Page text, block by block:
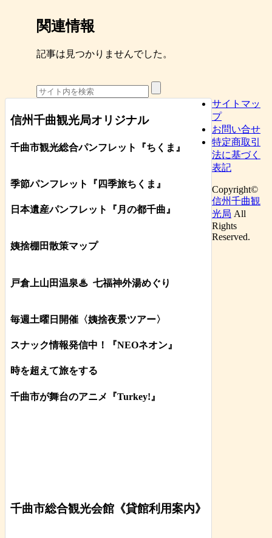
関連情報
記事は見つかりませんでした。
信州千曲観光局オリジナル
千曲市観光総合パンフレット 『ちくま 』
季節パンフレット『四季旅ちくま』
日本遺産パンフレット 『月の都千曲 』
姨捨棚田散策マップ
戸倉上山田温泉♨ 七福神外湯めぐり
毎週土曜日開催〈姨捨夜景ツアー〉
スナック情報発信中！『NEOネオン』
時を超えて旅をする
千曲市が舞台のアニメ『Turkey!』
千曲市総合観光会館《貸館利用案内》
サイトマッ
プ
お問い合せ
特定商取引
法に基づく
表記
Copyright©
信州千曲観
光局 All
Rights
Reserved.